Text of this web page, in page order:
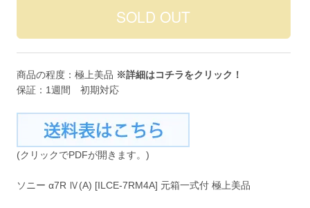
商品の程度：極上美品 ※詳細はコチラをクリック！
保証：1週間 初期対応
(クリックでPDFが開きます。)
ソニー α7R Ⅳ(A) [ILCE-7RM4A] 元箱一式付 極上美品